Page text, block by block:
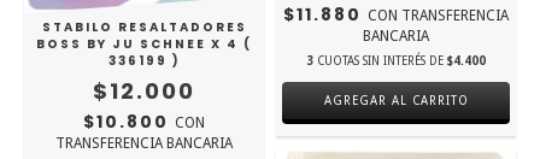
STABILO RESALTADORES
BOSS BY JU SCHNEE X 4 (
336199 )
$12.000
$10.800 CON
TRANSFERENCIA BANCARIA
$11.880 CON TRANSFERENCIA
BANCARIA
3 CUOTAS SIN INTERÉS DE $4.400